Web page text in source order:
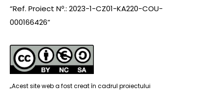
“Ref. Proiect Nº.: 2023-1-CZ01-KA220-COU-
000166426”
„Acest site web a fost creat în cadrul proiectului